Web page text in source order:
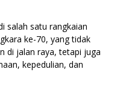
salah satu rangkaian
ke-70, yang tidak
di jalan raya, tetapi juga
kepedulian, dan